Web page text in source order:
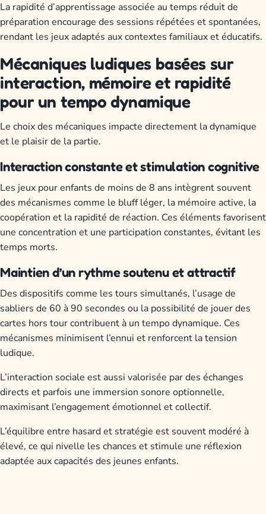
La rapidité d’apprentissage associée au temps réduit de
préparation encourage des sessions répétées et spontanées,
rendant les jeux adaptés aux contextes familiaux et éducatifs.
Mécaniques ludiques basées sur
interaction, mémoire et rapidité
pour un tempo dynamique
Le choix des mécaniques impacte directement la dynamique
et le plaisir de la partie.
Interaction constante et stimulation cognitive
Les jeux pour enfants de moins de 8 ans intègrent souvent
des mécanismes comme le bluff léger, la mémoire active, la
coopération et la rapidité de réaction. Ces éléments favorisent
une concentration et une participation constantes, évitant les
temps morts.
Maintien d’un rythme soutenu et attractif
Des dispositifs comme les tours simultanés, l’usage de
sabliers de 60 à 90 secondes ou la possibilité de jouer des
cartes hors tour contribuent à un tempo dynamique. Ces
mécanismes minimisent l’ennui et renforcent la tension
ludique.
L’interaction sociale est aussi valorisée par des échanges
directs et parfois une immersion sonore optionnelle,
maximisant l’engagement émotionnel et collectif.
L’équilibre entre hasard et stratégie est souvent modéré à
élevé, ce qui nivelle les chances et stimule une réflexion
adaptée aux capacités des jeunes enfants.